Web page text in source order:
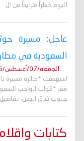
اليوم خطراً متزايداً من ال
عاجل: مسيرة
السعودية في
الجمعة/07/أغسطس/2026 - 10:43 م
استهدفت *طائرة مسيرة
مقر *قوات الواجب
جنوب شرق اليمن. تفاصيل ا
كتابات